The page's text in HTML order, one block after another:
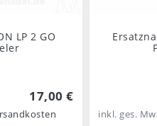
LP 2 GO
17,00 €
inkl. ges.